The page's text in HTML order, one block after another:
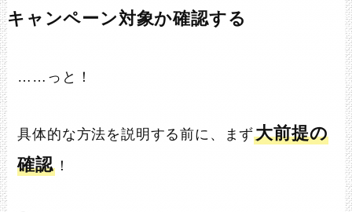
キャンペーン対象か確認する
……っと！
具体的な方法を説明する前に、まず大前提の
確認 ！